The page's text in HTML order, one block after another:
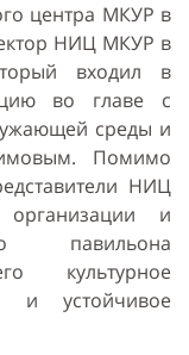
центра МКУР в
НИЦ МКУР в
входил в
во главе с
среды и
Помимо
НИЦ
и
павильона
культурное
и устойчивое